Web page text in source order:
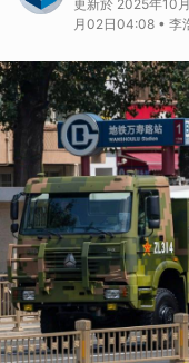
更新於 2025年10
月02日04:08 • 李